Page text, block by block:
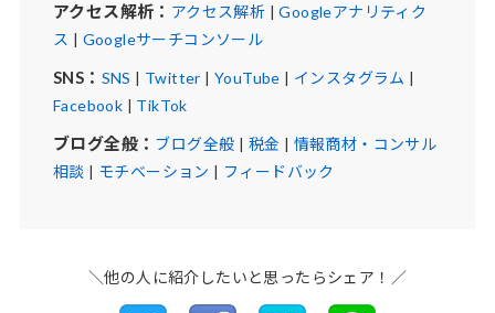
アクセス解析： アクセス解析 |Googleアナリティク
ス | Googleサーチコンソール
SNS： SNS | Twitter | YouTube | インスタグラム |
Facebook | TikTok
ブログ全般： ブログ全般 | 税金 | 情報商材・コンサル
相談 | モチベーション | フィードバック
＼他の人に紹介したいと思ったらシェア！／